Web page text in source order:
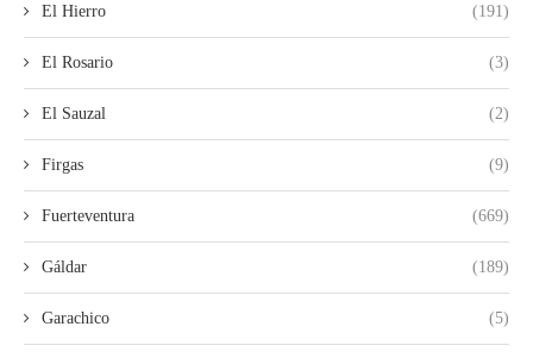
El Hierro (191)
El Rosario (3)
El Sauzal (2)
Firgas (9)
Fuerteventura (669)
Gáldar (189)
Garachico (5)